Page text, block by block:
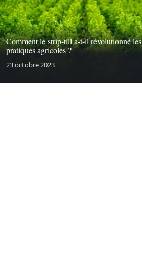
Comment le strip-till a-t-il révolutionné les
pratiques agricoles ?
23 octobre 2023